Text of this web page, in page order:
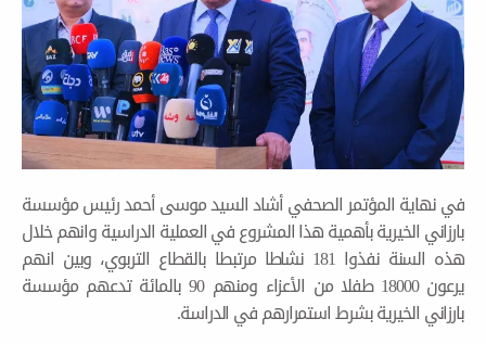
الصحفي أشاد السيد موسى أحمد رئيس مؤسسة
بأهمية هذا المشروع في العملية الدراسية وانهم خلال
هذه السنة نفذوا 181 نشاطا مرتبطا بالقطاع التربوي، وبين انهم
يرعون 18000 طفلا من الأعزاء ومنهم 90 بالمائة تدعهم مؤسسة
بشرط استمرارهم في الدراسة.